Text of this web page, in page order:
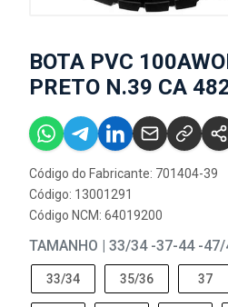
BOTA PVC
PRETO N.39 CA
Código do Fabricante: 701404-39
Código: 13001291
Código NCM: 64019200
TAMANHO | 33/34 -37-44 -
33/34 35/36 37